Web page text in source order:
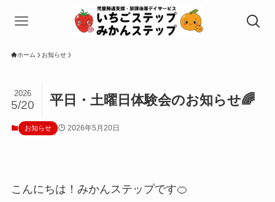
ホーム お知らせ
平日・土曜日体験会のお知らせ🌈
2026
5/20
お知らせ 2026年5月20日
こんにちは！みかんステップです🍊